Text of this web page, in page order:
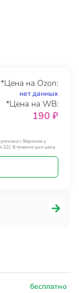
*Цена на Ozon:
нет данных
*Цена на WB:
190 ₽
г. Воронеж у
В течение дня цена
бесплатно